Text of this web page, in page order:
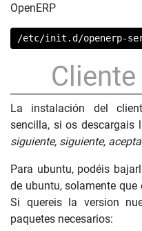
OpenERP
/etc/init.d/openerp-
La instalación del
sencilla, si os descargais
siguiente, siguiente,
Para ubuntu, podéis
de ubuntu, solamente
Si quereis la version
paquetes necesarios: